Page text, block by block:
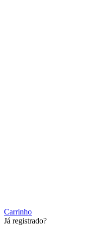
Carrinho
Já registrado?